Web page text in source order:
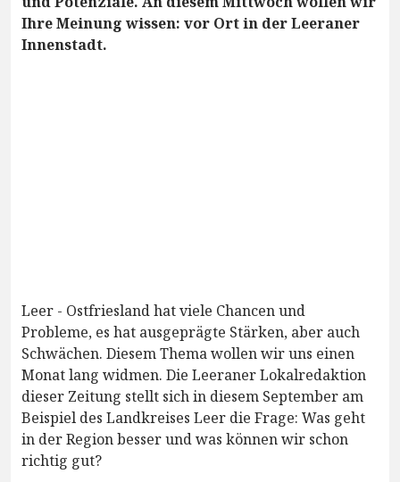
Ihre Meinung wissen: vor Ort in der Leeraner
Innenstadt.
Leer - Ostfriesland hat viele Chancen und
Probleme, es hat ausgeprägte Stärken, aber auch
Schwächen. Diesem Thema wollen wir uns einen
Monat lang widmen. Die Leeraner Lokalredaktion
dieser Zeitung stellt sich in diesem September am
Beispiel des Landkreises Leer die Frage: Was geht
in der Region besser und was können wir schon
richtig gut?